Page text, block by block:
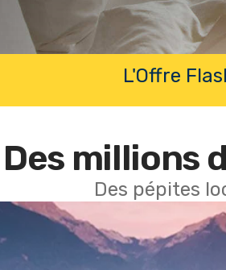
L'Offre
Des millions
Des pépites